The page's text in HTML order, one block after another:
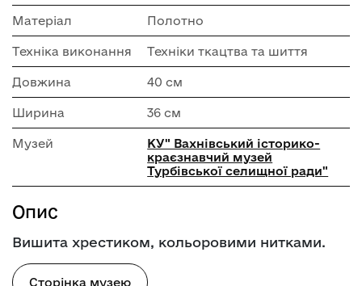
Матеріал Полотно
Техніка виконання Техніки ткацтва та шиття
Довжина 40 см
Ширина 36 см
Музей
КУ" Вахнівський історико-
краєзнавчий музей
Турбівської селищної ради"
Опис
Вишита хрестиком, кольоровими нитками.
Сторінка музею